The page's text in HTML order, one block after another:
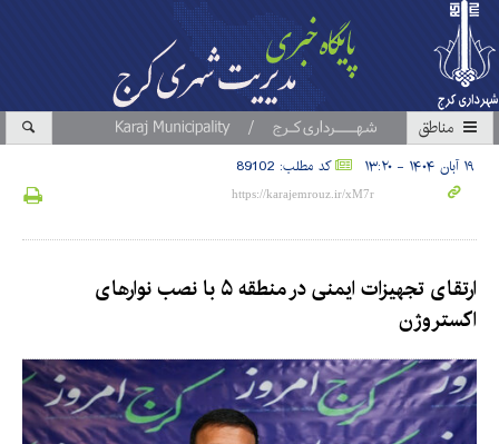
مناطق
۱۹ آبان ۱۴۰۴ - ۱۳:۲۰ کد مطلب: 89102
ارتقای تجهیزات ایمنی در منطقه ۵ با نصب نوارهای
اکستروژن